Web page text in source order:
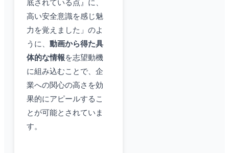
底されている点』に、
高い安全意識を感じ魅
力を覚えました」のよ
うに、 動画から得た具
体的な情報を志望動機
に組み込むことで、企
業への関心の高さを効
果的にアピールするこ
とが可能とされていま
す。